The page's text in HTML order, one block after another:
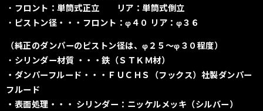
・ フロント：単筒式正立 リア：単筒式倒立
・ ピストン径・・・フロント：φ４０ リア：φ３６
（純正のダンパーのピストン径は、φ２５〜φ３０程度）
・ シリンダー材質 ・・・鉄（ＳＴＫＭ材）
・ダンパーフルード・・・ＦＵＣＨＳ（フックス）社製ダンパー
フルード
・表面処理・・・ シリンダー：ニッケルメッキ（シルバー）